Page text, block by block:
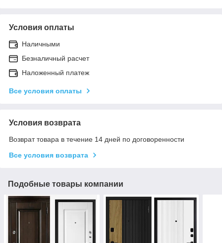
Условия оплаты
Наличными
Безналичный расчет
Наложенный платеж
Все условия оплаты
Условия возврата
Возврат товара в течение 14 дней по договоренности
Все условия возврата
Подобные товары компании